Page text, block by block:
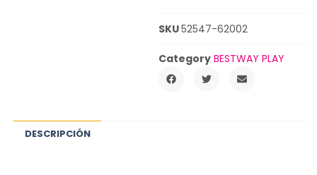
SKU52547-62002
Category BESTWAY PLAY
DESCRIPCIÓN